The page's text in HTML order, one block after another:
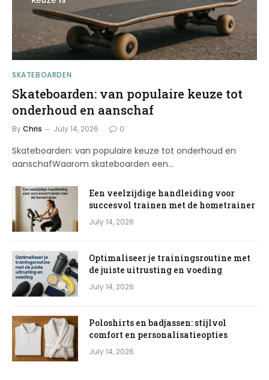
SKATEBOARDEN
Skateboarden: van populaire keuze tot
onderhoud en aanschaf
ByChris July 14, 2026 0
Skateboarden: van populaire keuze tot onderhoud en
aanschafWaarom skateboarden een…
Een veelzijdige handleiding voor
succesvol trainen met de hometrainer
July 14, 2026
Optimaliseer je trainingsroutine met
de juiste uitrusting en voeding
July 14, 2026
Poloshirts en badjassen: stijlvol
comfort en personalisatieopties
July 14, 2026